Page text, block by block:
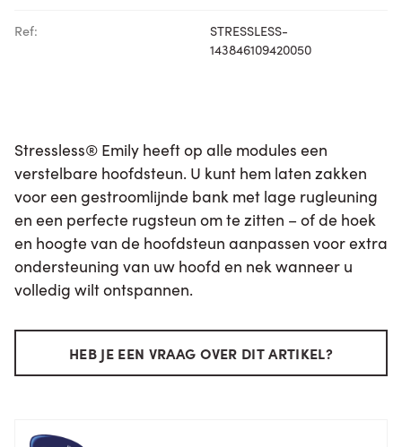
Ref:
STRESSLESS-
143846109420050
Stressless® Emily heeft op alle modules een
verstelbare hoofdsteun. U kunt hem laten zakken
voor een gestroomlijnde bank met lage rugleuning
en een perfecte rugsteun om te zitten – of de hoek
en hoogte van de hoofdsteun aanpassen voor extra
ondersteuning van uw hoofd en nek wanneer u
volledig wilt ontspannen.
HEB JE EEN VRAAG OVER DIT ARTIKEL?